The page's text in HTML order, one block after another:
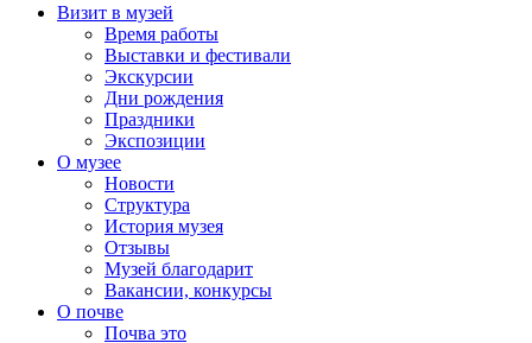
Визит в музей
Время работы
Выставки и фестивали
Экскурсии
Дни рождения
Праздники
Экспозиции
О музее
Новости
Структура
История музея
Отзывы
Музей благодарит
Вакансии, конкурсы
О почве
Почва это